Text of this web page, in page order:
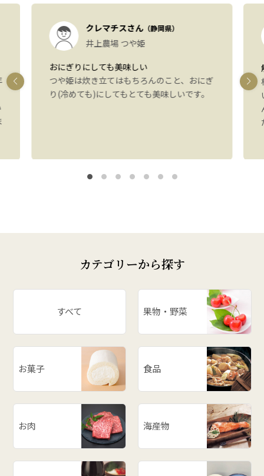
クレマチスさん（静岡県）
井上農場 つや姫
おにぎりにしても美味しい
つや姫は炊き立てはもちろんのこと、おにぎ
り(冷めても)にしてもとても美味しいです。
カテゴリーから探す
すべて 果物・野菜
お菓子 食品
お肉 海産物